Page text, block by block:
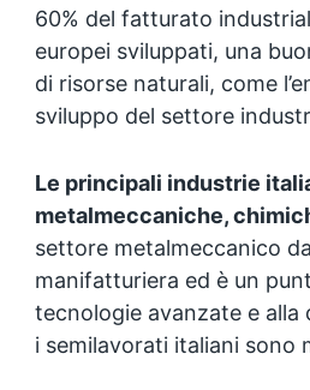
60% del fatturato
europei sviluppati, una
di risorse naturali, come
sviluppo del settore
Le principali industrie
metalmeccaniche,
settore metalmeccanico
manifatturiera ed è un
tecnologie avanzate e alla
i semilavorati italiani